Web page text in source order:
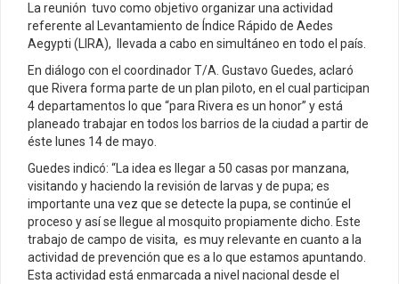
La reunión tuvo como objetivo organizar una actividad
referente al Levantamiento de Índice Rápido de Aedes
Aegypti (LIRA), llevada a cabo en simultáneo en todo el país.
En diálogo con el coordinador T/A. Gustavo Guedes, aclaró
que Rivera forma parte de un plan piloto, en el cual participan
4 departamentos lo que “para Rivera es un honor” y está
planeado trabajar en todos los barrios de la ciudad a partir de
éste lunes 14 de mayo.
Guedes indicó: “La idea es llegar a 50 casas por manzana,
visitando y haciendo la revisión de larvas y de pupa; es
importante una vez que se detecte la pupa, se continúe el
proceso y así se llegue al mosquito propiamente dicho. Este
trabajo de campo de visita, es muy relevante en cuanto a la
actividad de prevención que es a lo que estamos apuntando.
Esta actividad está enmarcada a nivel nacional desde el